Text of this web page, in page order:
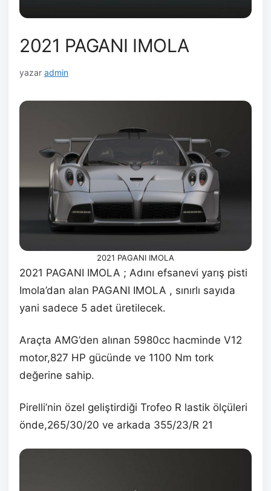
2021 PAGANI IMOLA
yazar admin
2021 PAGANI IMOLA
2021 PAGANI IMOLA ; Adını efsanevi yarış pisti
Imola’dan alan PAGANI IMOLA , sınırlı sayıda
yani sadece 5 adet üretilecek.
Araçta AMG’den alınan 5980cc hacminde V12
motor,827 HP gücünde ve 1100 Nm tork
değerine sahip.
Pirelli’nin özel geliştirdiği Trofeo R lastik ölçüleri
önde,265/30/20 ve arkada 355/23/R 21